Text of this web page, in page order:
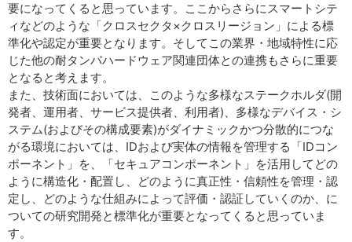
要になってくると思っています。ここからさらにスマートシテ
ィなどのような「クロスセクタ×クロスリージョン」による標
準化や認定が重要となります。そしてこの業界・地域特性に応
じた他の耐タンパハードウェア関連団体との連携もさらに重要
となると考えます。
また、技術面においては、このような多様なステークホルダ(開
発者、運用者、サービス提供者、利用者)、多様なデバイス・シ
ステム(およびその構成要素)がダイナミックかつ分散的につな
がる環境においては、IDおよび実体の情報を管理する「IDコン
ポーネント」を、「セキュアコンポーネント」を活用してどの
ように構造化・配置し、どのように真正性・信頼性を管理・認
定し、どのような仕組みによって評価・認証していくのか、に
ついての研究開発と標準化が重要となってくると思っていま
す。